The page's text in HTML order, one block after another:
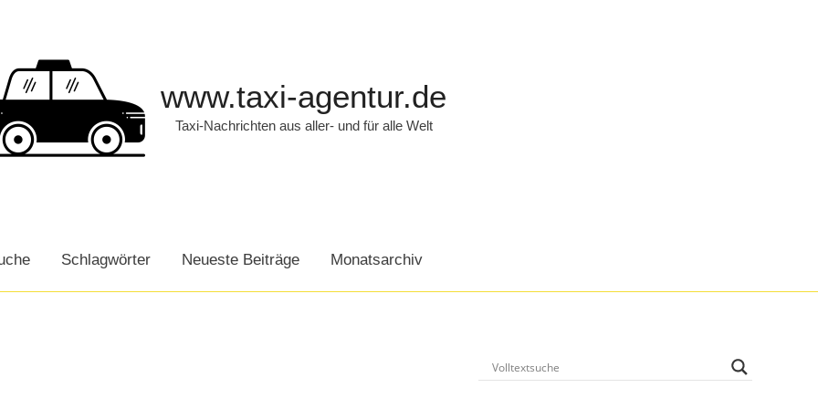
www.taxi-agentur.de
Taxi-Nachrichten aus aller- und für alle Welt
Schlagwörter Neueste Beiträge Monatsarchiv